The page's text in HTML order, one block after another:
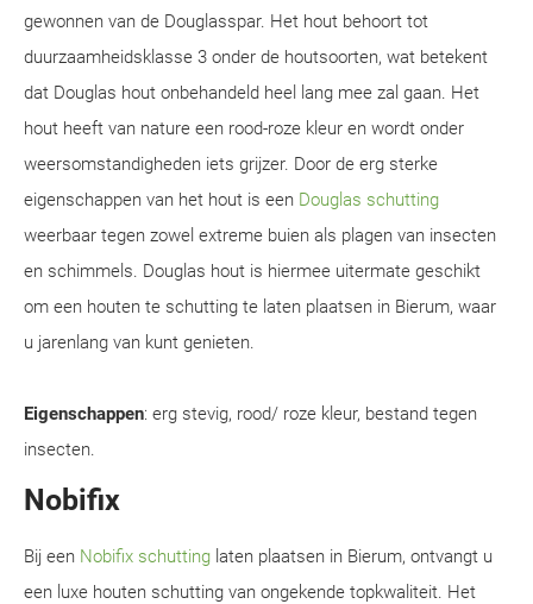
gewonnen van de Douglasspar. Het hout behoort tot
duurzaamheidsklasse 3 onder de houtsoorten, wat betekent
dat Douglas hout onbehandeld heel lang mee zal gaan. Het
hout heeft van nature een rood-roze kleur en wordt onder
weersomstandigheden iets grijzer. Door de erg sterke
eigenschappen van het hout is een Douglas schutting
weerbaar tegen zowel extreme buien als plagen van insecten
en schimmels. Douglas hout is hiermee uitermate geschikt
om een houten te schutting te laten plaatsen in Bierum, waar
u jarenlang van kunt genieten.
Eigenschappen: erg stevig, rood/ roze kleur, bestand tegen
insecten.
Nobifix
Bij een Nobifix schutting laten plaatsen in Bierum, ontvangt u
een luxe houten schutting van ongekende topkwaliteit. Het